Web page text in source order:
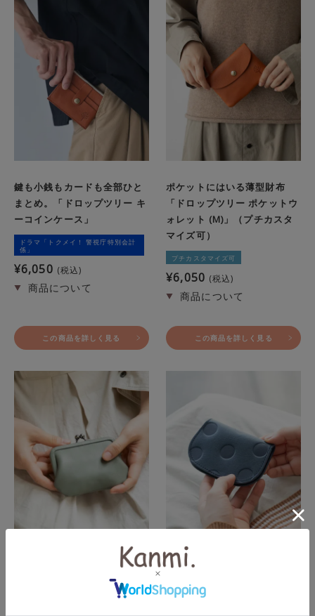
鍵も小銭もカードも全部ひと
まとめ。「ドロップツリー キ
ーコインケース」
ドラマ「トクメイ！ 警視庁特別会計
係」
¥6,050 税込
この商品を詳しく見る
ポケットにはいる薄型財布
「ドロップツリー ポケットウ
ォレット (M)」（プチカスタ
マイズ可）
プチカスタマイズ可
¥6,050 税込
この商品を詳しく見る
日常に寄り添う「itsu mono
見開きが使いやすい！「キャ
ンディ パタンパスケース」